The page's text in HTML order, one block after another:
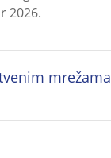
2026.
mrežama